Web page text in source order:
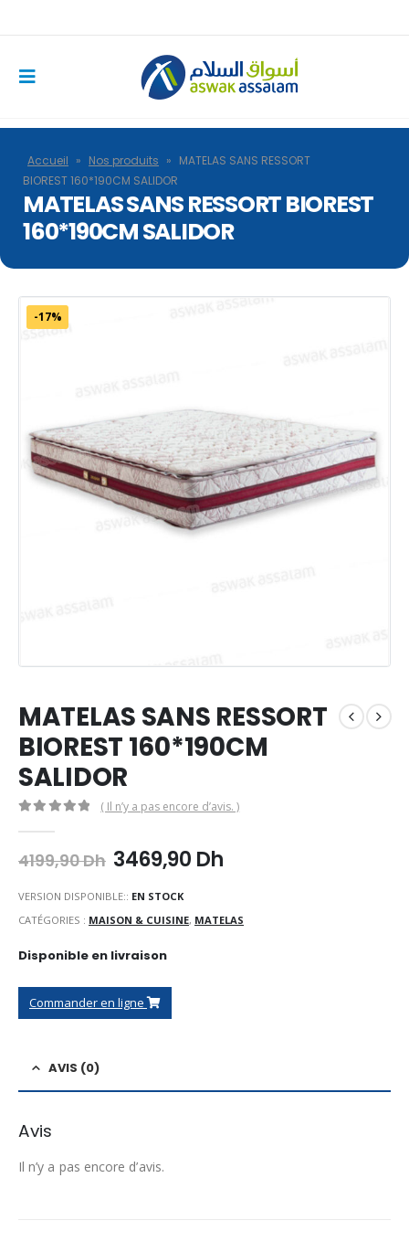
Accueil » Nos produits » MATELAS SANS RESSORT
BIOREST 160*190CM SALIDOR
MATELAS SANS RESSORT BIOREST
160*190CM SALIDOR
-17%
MATELAS SANS RESSORT
BIOREST 160*190CM
SALIDOR
( Il n’y a pas encore d’avis. )
4199,90Dh Le
initial
était :
3469,90 DhLe
est :
VERSION DISPONIBLE:: EN STOCK
CATÉGORIES : MAISON & CUISINE, MATELAS
Disponible en livraison
Commander en ligne
AVIS (0)
Avis
Il n’y a pas encore d’avis.